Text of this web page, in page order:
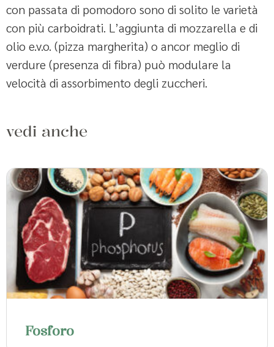
con passata di pomodoro sono di solito le varietà
con più carboidrati. L’aggiunta di mozzarella e di
olio e.v.o. (pizza margherita) o ancor meglio di
verdure (presenza di fibra) può modulare la
velocità di assorbimento degli zuccheri.
vedi anche
Fosforo